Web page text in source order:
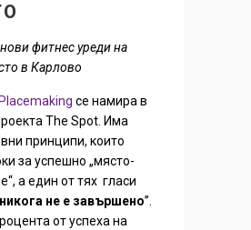
фитнес уреди на
в Карлово
Placеmаking се намира в
The Spot. Има
принципи, които
за успешно „място-
а един от тях гласи
не е завършено”.
от успеха на